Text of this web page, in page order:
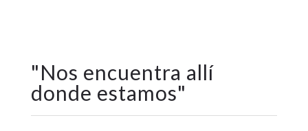
"Nos encuentra allí
donde estamos"